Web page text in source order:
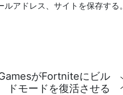
アドレス、サイトを保存する。
がFortniteにビル
ドモードを復活させる